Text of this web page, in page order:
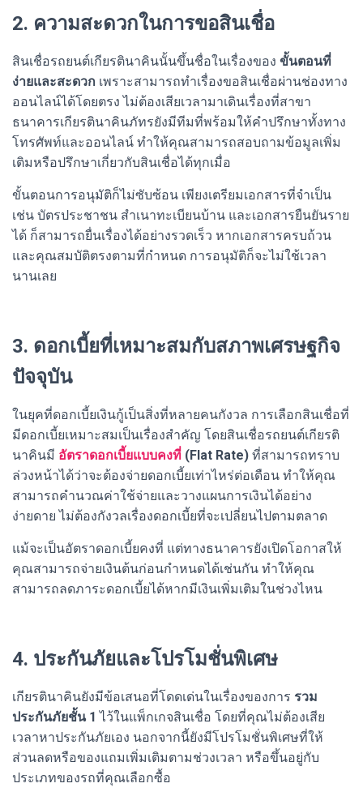
2. ความสะดวกในการขอสินเชื่อ
สินเชื่อรถยนต์เกียรตินาคินนั้นขึ้นชื่อในเรื่องของ ขั้นตอนที่
ง่ายและสะดวก เพราะสามารถทำเรื่องขอสินเชื่อผ่านช่องทาง
ออนไลน์ได้โดยตรง ไม่ต้องเสียเวลามาเดินเรื่องที่สาขา
ธนาคารเกียรตินาคินภัทรยังมีทีมที่พร้อมให้คำปรึกษาทั้งทาง
โทรศัพท์และออนไลน์ ทำให้คุณสามารถสอบถามข้อมูลเพิ่ม
เติมหรือปรึกษาเกี่ยวกับสินเชื่อได้ทุกเมื่อ
ขั้นตอนการอนุมัติก็ไม่ซับซ้อน เพียงเตรียมเอกสารที่จำเป็น
เช่น บัตรประชาชน สำเนาทะเบียนบ้าน และเอกสารยืนยันราย
ได้ ก็สามารถยื่นเรื่องได้อย่างรวดเร็ว หากเอกสารครบถ้วน
และคุณสมบัติตรงตามที่กำหนด การอนุมัติก็จะไม่ใช้เวลา
นานเลย
3. ดอกเบี้ยที่เหมาะสมกับสภาพเศรษฐกิจ
ปัจจุบัน
ในยุคที่ดอกเบี้ยเงินกู้เป็นสิ่งที่หลายคนกังวล การเลือกสินเชื่อที่
มีดอกเบี้ยเหมาะสมเป็นเรื่องสำคัญ โดยสินเชื่อรถยนต์เกียรติ
นาคินมี อัตราดอกเบี้ยแบบคงที่ (Flat Rate) ที่สามารถทราบ
ล่วงหน้าได้ว่าจะต้องจ่ายดอกเบี้ยเท่าไหร่ต่อเดือน ทำให้คุณ
สามารถคำนวณค่าใช้จ่ายและวางแผนการเงินได้อย่าง
ง่ายดาย ไม่ต้องกังวลเรื่องดอกเบี้ยที่จะเปลี่ยนไปตามตลาด
แม้จะเป็นอัตราดอกเบี้ยคงที่ แต่ทางธนาคารยังเปิดโอกาสให้
คุณสามารถจ่ายเงินต้นก่อนกำหนดได้เช่นกัน ทำให้คุณ
สามารถลดภาระดอกเบี้ยได้หากมีเงินเพิ่มเติมในช่วงไหน
4. ประกันภัยและโปรโมชั่นพิเศษ
เกียรตินาคินยังมีข้อเสนอที่โดดเด่นในเรื่องของการ รวม
ประกันภัยชั้น 1 ไว้ในแพ็กเกจสินเชื่อ โดยที่คุณไม่ต้องเสีย
เวลาหาประกันภัยเอง นอกจากนี้ยังมีโปรโมชั่นพิเศษที่ให้
ส่วนลดหรือของแถมเพิ่มเติมตามช่วงเวลา หรือขึ้นอยู่กับ
ประเภทของรถที่คุณเลือกซื้อ